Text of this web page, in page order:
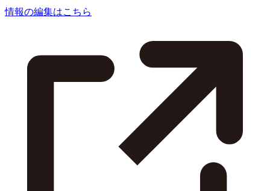
情報の編集はこちら